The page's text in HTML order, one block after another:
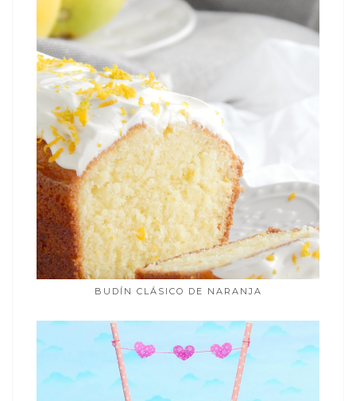
BUDÍN CLÁSICO DE NARANJA